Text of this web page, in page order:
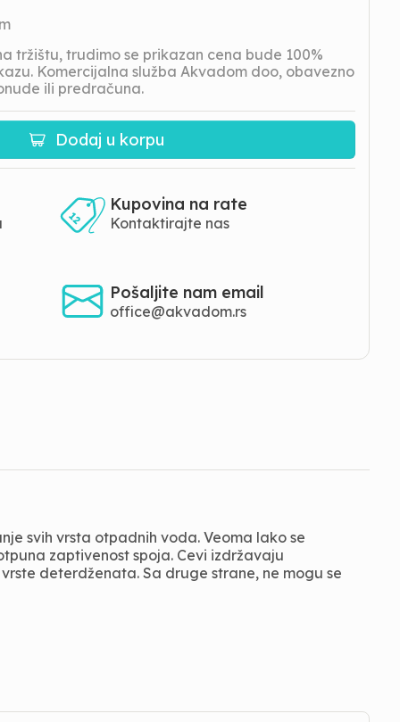
tržištu, trudimo se prikazan cena bude 100%
Komercijalna služba Akvadom doo, obavezno
ili predračuna.
Dodaj u korpu
Kupovina na rate
Kontaktirajte nas
Pošaljite nam email
office@akvadom.rs
svih vrsta otpadnih voda. Veoma lako se
zaptivenost spoja. Cevi izdržavaju
deterdženata. Sa druge strane, ne mogu se